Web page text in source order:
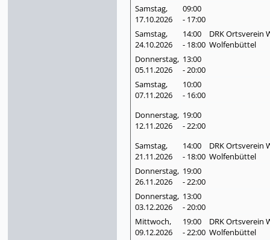
Samstag,
17.10.2026
09:00
- 17:00
Samstag,
24.10.2026
14:00
- 18:00
DRK Ortsverein
Wolfenbüttel
Donnerstag,
05.11.2026
13:00
- 20:00
Samstag,
07.11.2026
10:00
- 16:00
Donnerstag,
12.11.2026
19:00
- 22:00
Samstag,
21.11.2026
14:00
- 18:00
DRK Ortsverein
Wolfenbüttel
Donnerstag,
26.11.2026
19:00
- 22:00
Donnerstag,
03.12.2026
13:00
- 20:00
Mittwoch,
09.12.2026
19:00
- 22:00
DRK Ortsverein
Wolfenbüttel